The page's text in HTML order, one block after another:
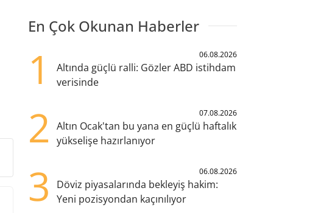
En Çok Okunan Haberler
1 06.08.2026
Altında güçlü ralli: Gözler ABD istihdam
verisinde
2 07.08.2026
Altın Ocak'tan bu yana en güçlü haftalık
yükselişe hazırlanıyor
3 06.08.2026
Döviz piyasalarında bekleyiş hakim:
Yeni pozisyondan kaçınılıyor